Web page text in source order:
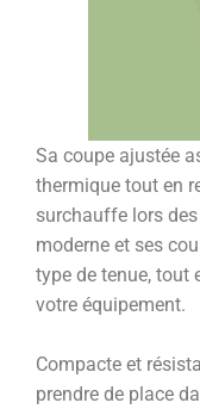
Sa coupe ajustée
thermique tout en
surchauffe lors
moderne et ses
type de tenue, tout
votre équipement.
Compacte et
prendre de place